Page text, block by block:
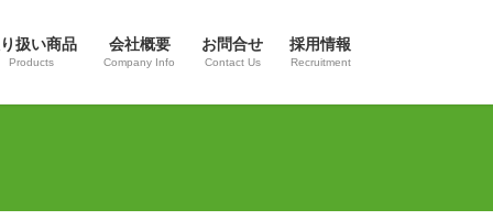
扱い商品
Products
会社概要
Company Info
お問合せ
Contact Us
採用情報
Recruitment